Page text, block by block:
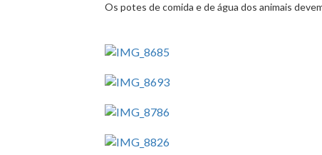
Os potes de comida e de água dos animais